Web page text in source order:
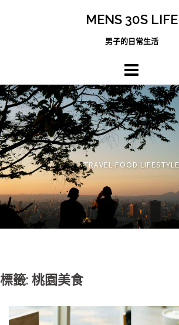
MENS 30S LIFE
男子的日常生活
TRAVEL FOOD LIFESTYLE
標籤: 桃園美食